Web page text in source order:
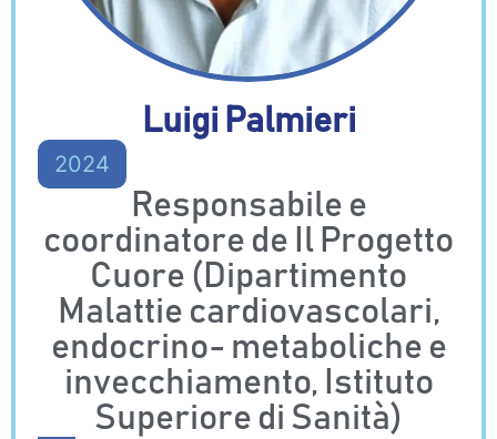
Luigi Palmieri
2024
Responsabile e
coordinatore de Il Progetto
Cuore (Dipartimento
Malattie cardiovascolari,
endocrino- metaboliche e
invecchiamento, Istituto
Superiore di Sanità)